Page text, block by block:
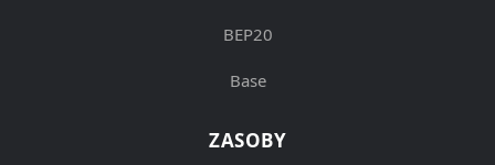
BEP20
Base
ZASOBY